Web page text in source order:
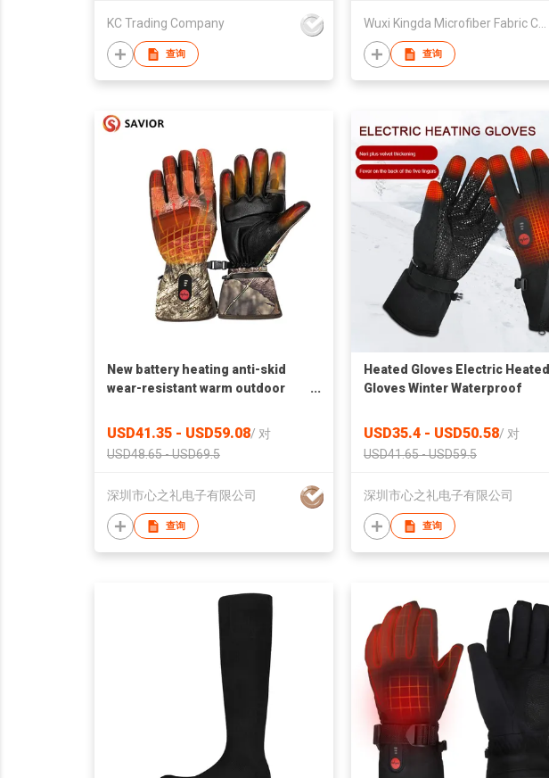
KC Trading Company
查询
Wuxi Kingda Microfiber Fabric Co., Ltd.
查询
New battery heating anti-skid
wear-resistant warm outdoor
USD41.35 - USD59.08/ 对
USD48.65 - USD69.5
深圳市心之礼电子有限公司
查询
Heated Gloves Electric Heated
Gloves Winter Waterproof
Rechargeable Ski Gloves
USD35.4 - USD50.58/ 对
USD41.65 - USD59.5
深圳市心之礼电子有限公司
查询